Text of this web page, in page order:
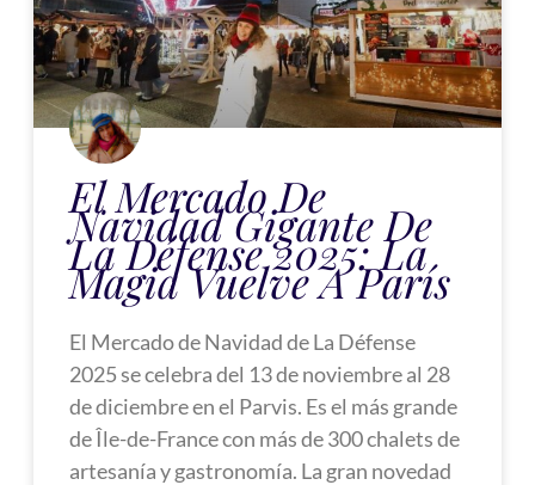
El Mercado De
Navidad Gigante De
La Défense 2025: La
Magia Vuelve A París
El Mercado de Navidad de La Défense
2025 se celebra del 13 de noviembre al 28
de diciembre en el Parvis. Es el más grande
de Île-de-France con más de 300 chalets de
artesanía y gastronomía. La gran novedad